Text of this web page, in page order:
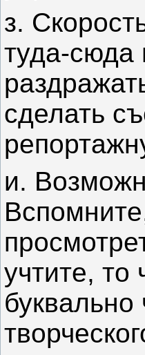
з.
туда-сюда
сделать
и.
учтите,